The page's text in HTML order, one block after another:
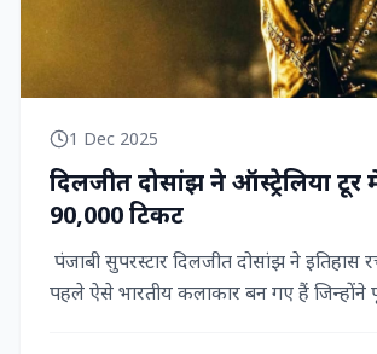
1 Dec 2025
दिलजीत दोसांझ ने ऑस्ट्रेलिया टूर
90,000 टिकट
पंजाबी सुपरस्टार दिलजीत दोसांझ ने इतिहास
पहले ऐसे भारतीय कलाकार बन गए हैं जिन्होंने